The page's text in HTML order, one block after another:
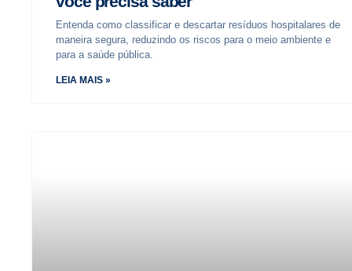
Entenda como classificar e descartar resíduos hospitalares de
maneira segura, reduzindo os riscos para o meio ambiente e
para a saúde pública.
LEIA MAIS »